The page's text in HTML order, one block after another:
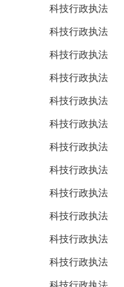
科技行政执法
科技行政执法
科技行政执法
科技行政执法
科技行政执法
科技行政执法
科技行政执法
科技行政执法
科技行政执法
科技行政执法
科技行政执法
科技行政执法